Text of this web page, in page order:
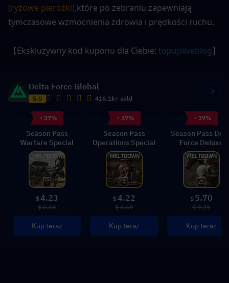
(ryżowe pierożki),które po zebraniu zapewniają
tymczasowe wzmocnienia zdrowia i prędkości ruchu.
【Ekskluzywny kod kuponu dla Ciebie: topupliveblog】
Delta Force Global
5.0 416.1k+ sold
- 37%
Season Pass
Warfare Special
$4.23
$ 6.69
Kup teraz
- 37%
Season Pass
Operations Special
$4.22
$ 6.69
Kup teraz
- 39%
Season Pass
Force Deluxe
$ 5.70
$ 9.29
Kup teraz